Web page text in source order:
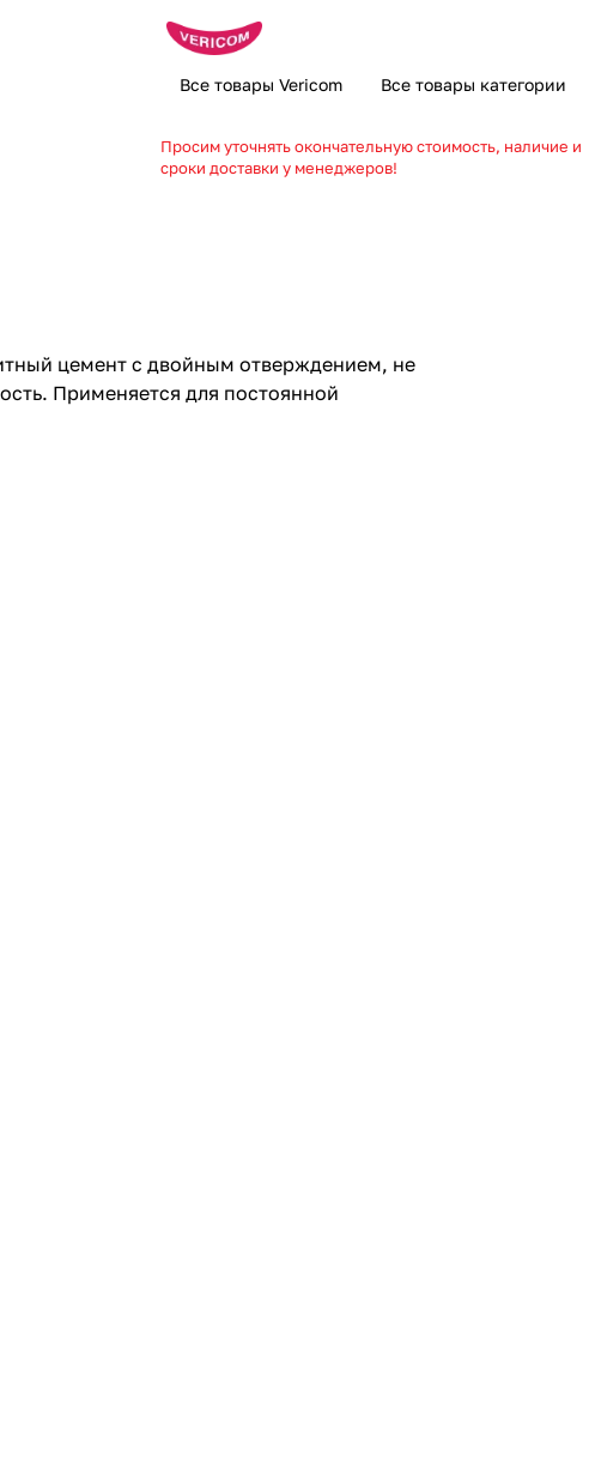
Все товары Vericom Все товары категории
Просим уточнять окончательную стоимость, наличие и
сроки доставки у менеджеров!
цемент с двойным отверждением, не
Применяется для постоянной